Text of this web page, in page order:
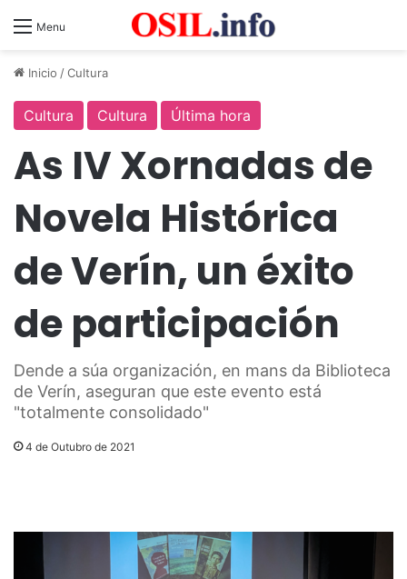
Menu
Inicio /Cultura
Cultura Cultura Última hora
As IV Xornadas de
Novela Histórica
de Verín, un éxito
de participación
Dende a súa organización, en mans da Biblioteca
de Verín, aseguran que este evento está
"totalmente consolidado"
4 de Outubro de 2021